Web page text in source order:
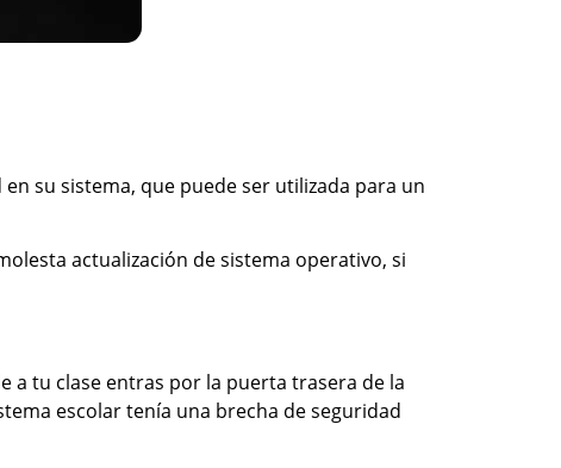
su sistema, que puede ser utilizada para un
actualización de sistema operativo, si
a tu clase entras por la puerta trasera de la
escolar tenía una brecha de seguridad